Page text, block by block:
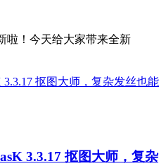
啦！今天给大家带来全新
3.3.17 抠图大师，复杂